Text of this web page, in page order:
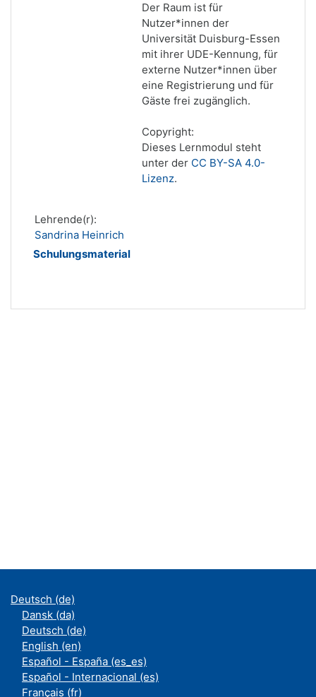
Der Raum ist für
Nutzer*innen der
Universität Duisburg-Essen
mit ihrer UDE-Kennung, für
externe Nutzer*innen über
eine Registrierung und für
Gäste frei zugänglich.
Copyright:
Dieses Lernmodul steht
unter der CC BY-SA 4.0-
Lizenz.
Lehrende(r):
Sandrina Heinrich
Schulungsmaterial
Deutsch ‎(de)‎
Dansk ‎(da)‎
Deutsch ‎(de)‎
English ‎(en)‎
Español - España ‎(es_es)‎
Español - Internacional ‎(es)‎
Français ‎(fr)‎